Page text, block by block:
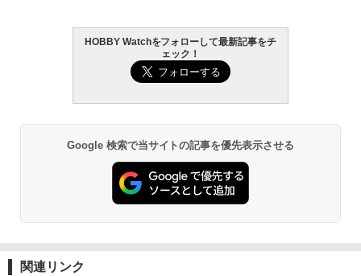
HOBBY Watchをフォローして最新記事をチ
ェック！
Google 検索で当サイトの記事を優先表示させる
関連リンク